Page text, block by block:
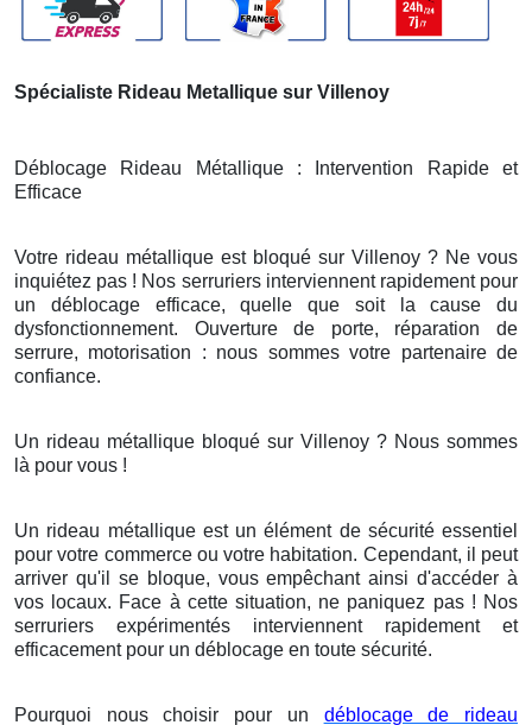
Spécialiste Rideau Metallique sur Villenoy
Déblocage Rideau Métallique : Intervention Rapide et
Efficace
Votre rideau métallique est bloqué sur Villenoy ? Ne vous
inquiétez pas ! Nos serruriers interviennent rapidement pour
un déblocage efficace, quelle que soit la cause du
dysfonctionnement. Ouverture de porte, réparation de
serrure, motorisation : nous sommes votre partenaire de
confiance.
Un rideau métallique bloqué sur Villenoy ? Nous sommes
là pour vous !
Un rideau métallique est un élément de sécurité essentiel
pour votre commerce ou votre habitation. Cependant, il peut
arriver qu'il se bloque, vous empêchant ainsi d'accéder à
vos locaux. Face à cette situation, ne paniquez pas ! Nos
serruriers expérimentés interviennent rapidement et
efficacement pour un déblocage en toute sécurité.
Pourquoi nous choisir pour un déblocage de rideau